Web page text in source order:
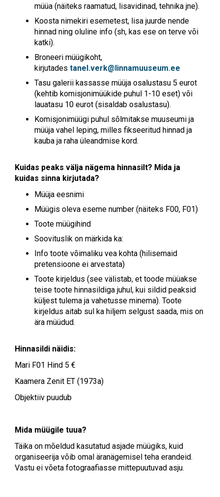
müüa (näiteks raamatud, lisavidinad, tehnika jne).
Koosta nimekiri esemetest, lisa juurde nende
hinnad ning oluline info (sh, kas ese on terve või
katki).
Broneeri müügikoht,
kirjutades tanel.verk@linnamuuseum.ee
Tasu galerii kassasse müüja osalustasu 5 eurot
(kehtib komisjonimüükide puhul 1-10 eset) või
lauatasu 10 eurot (sisaldab osalustasu).
Komisjonimüügi puhul sõlmitakse muuseumi ja
müüja vahel leping, milles fikseeritud hinnad ja
kauba ja raha üleandmise kord.
Kuidas peaks välja nägema hinnasilt? Mida ja
kuidas sinna kirjutada?
Müüja eesnimi
Müügis oleva eseme number (näiteks F00, F01)
Toote müügihind
Soovituslik on märkida ka:
Info toote võimaliku vea kohta (hilisemaid
pretensioone ei arvestata)
Toote kirjeldus (see välistab, et toode müüakse
teise toote hinnasildiga juhul, kui sildid peaksid
küljest tulema ja vahetusse minema). Toote
kirjeldus aitab sul ka hiljem selgust saada, mis on
ära müüdud.
Hinnasildi näidis:
Mari F01 Hind 5 €
Kaamera Zenit ET (1973a)
Objektiiv puudub
Mida müügile tuua?
Täika on mõeldud kasutatud asjade müügiks, kuid
organiseerija võib omal äranägemisel teha erandeid.
Vastu ei võeta fotograafiasse mittepuutuvad asju.